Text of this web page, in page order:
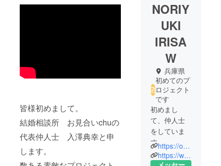
皆様初めまして。
結婚相談所 お見合いchuの
代表仲人士 入澤典幸と申
します。
NORIY
UKI
IRISA
W
兵庫県
初めてのプ
ロジェクト
です
初めまし
て、仲人士
をしていま
す。
安心のお見
合い婚活を
https://omiaikon.jp
https://www.instagram.com/nori_irisaw